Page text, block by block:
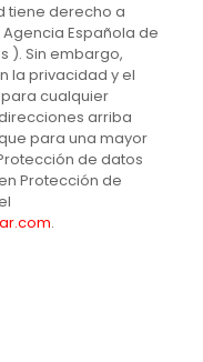
tiene derecho a
Española de
). Sin embargo,
la privacidad y el
cualquier
arriba
para una mayor
de datos
Protección de
.